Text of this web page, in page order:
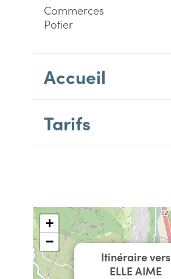
Commerces
Potier
Accueil
Tarifs
Itinéraire vers
ELLE AIME
+
−